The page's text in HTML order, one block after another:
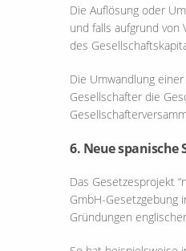
Die Auflösung oder
und falls aufgrund
des
Die Umwandlung
Gesellschafter die
6. Neue spanische
Das Gesetzesprojekt
GmbH-Gesetzgebung
Gründungen